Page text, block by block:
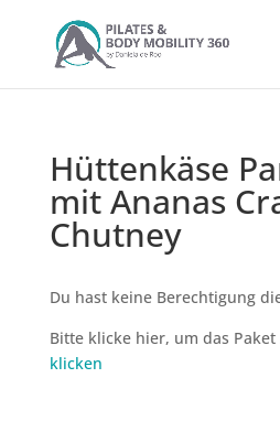
Hüttenkäse
mit Ananas
Chutney
Du hast keine Berechtigung
Bitte klicke hier, um das
klicken